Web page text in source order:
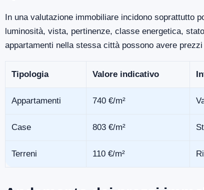
In una valutazione immobiliare incidono soprattutto
luminosità, vista, pertinenze, classe energetica,
appartamenti nella stessa città possono avere
Tipologia Valore indicativo
Appartamenti 740 €/m²
Case 803 €/m²
Terreni 110 €/m²